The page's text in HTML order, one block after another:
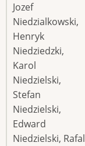
Jozef
Niedzialkowski,
Henryk
Niedziedzki,
Karol
Niedzielski,
Stefan
Niedzielski,
Edward
Niedzielski, Rafal